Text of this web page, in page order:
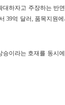
하자고 주장하는 반
39억 달러, 품목지원
이라는 호재를 동시